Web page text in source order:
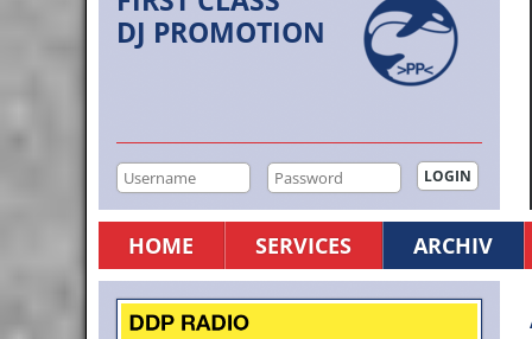
DJ PROMOTION
HOME SERVICES ARCHIV